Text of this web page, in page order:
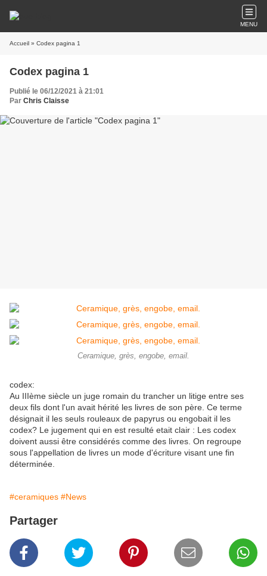
MENU
Accueil » Codex pagina 1
Codex pagina 1
Publié le 06/12/2021 à 21:01
Par Chris Claisse
Ceramique, grès, engobe, email.
codex:
Au IIIème siècle un juge romain du trancher un litige entre ses
deux fils dont l'un avait hérité les livres de son père. Ce terme
désignait il les seuls rouleaux de papyrus ou engobait il les
codex? Le jugement qui en est resulté etait clair : Les codex
doivent aussi être considérés comme des livres. On regroupe
sous l'appellation de livres un mode d'écriture visant une fin
déterminée.
#ceramiques #News
Partager